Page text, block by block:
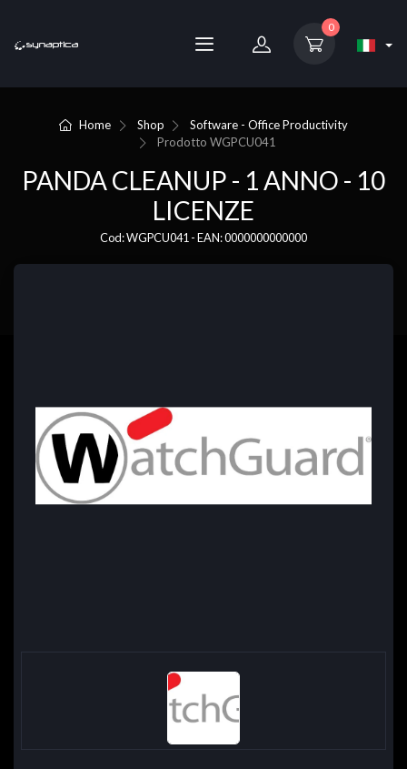
0
Home Shop
Software - Office Productivity
Prodotto WGPCU041
PANDA CLEANUP - 1 ANNO - 10
LICENZE
Cod: WGPCU041 - EAN: 0000000000000